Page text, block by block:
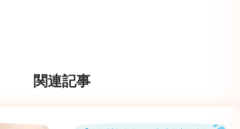
関連記事